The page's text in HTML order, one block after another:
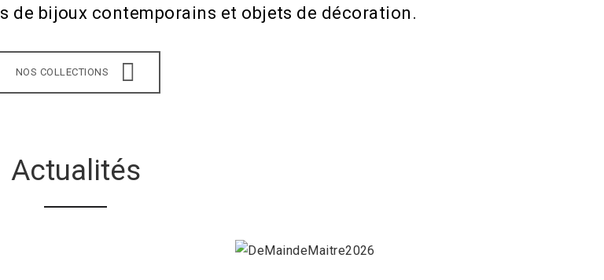
de bijoux contemporains et objets de décoration.
NOS COLLECTIONS
Actualités